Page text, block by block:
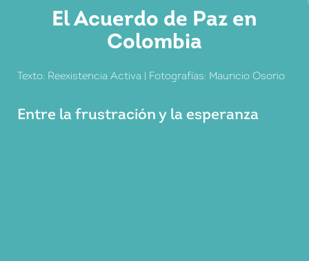
de derecha. Ante esa aseveración, se hace
indispensable reconocer las raíces
El Acuerdo de Paz en
Colombia
Texto: Reexistencia Activa | Fotografías: Mauricio Osorio
Entre la frustración y la esperanza